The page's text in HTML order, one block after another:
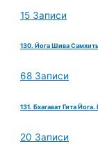
15 Записи
130. Йога Шива
68 Записи
131. Бхагават Гита
20 Записи